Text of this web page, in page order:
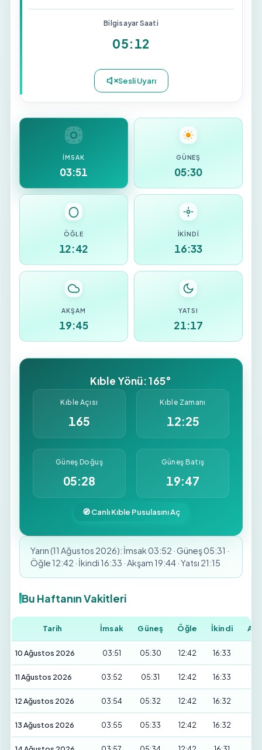
Bilgisayar Saati
05:12
İMSAK
03:51
GÜNEŞ
05:30
ÖĞLE
12:42
İKINDI
16:33
AKŞAM
19:45
YATSI
21:17
Kıble Yönü: 165°
Kıble Açısı
165
Kıble Zamanı
12:25
Güneş Doğuş
05:28
Güneş Batış
19:47
🧭 Canlı Kıble Pusulasını Aç
Yarın (11 Ağustos 2026): İmsak 03:52 · Güneş 05:31 ·
Öğle 12:42 · İkindi 16:33 · Akşam 19:44 · Yatsı 21:15
Bu Haftanın Vakitleri
Tarih İmsak Güneş Öğle İkindi
10 Ağustos 2026 03:51 05:30 12:42 16:33
11 Ağustos 2026 03:52 05:31 12:42 16:33
12 Ağustos 2026 03:54 05:32 12:42 16:32
13 Ağustos 2026 03:55 05:33 12:42 16:32